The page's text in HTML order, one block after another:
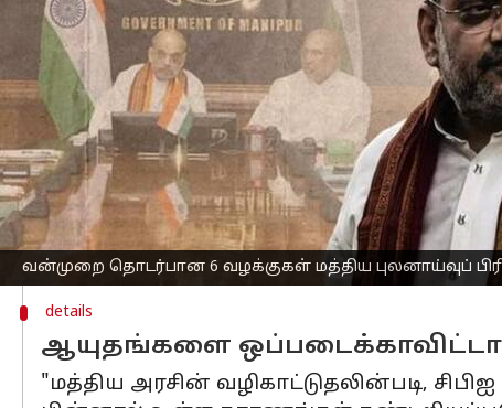
வன்முறை தொடர்பான 6 வழக்குகள் மத்திய புலனாய்வுப்
மணிப்பூரில்கொள்ளையடிக்கப்பட்ட
உள்துறை அமைச்சர்
அமித்ஷா
மாநிலத்தில் ஸ்திரத்தன்மையை
அமைக்கப்படும் என்றும் அவர்
மணிப்பூரில் நடந்த இனக்கலவரம்
என்று அமித்ஷா செய்தியாளர் சந்திப்பில்
மேலும், ஆளுநர், பாதுகாப்பு ஆலோசகர்
அமைக்கப்பட இருக்கிறது.
details
ஆயுதங்களை
"மத்திய அரசின் வழிகாட்டுதலின்படி,